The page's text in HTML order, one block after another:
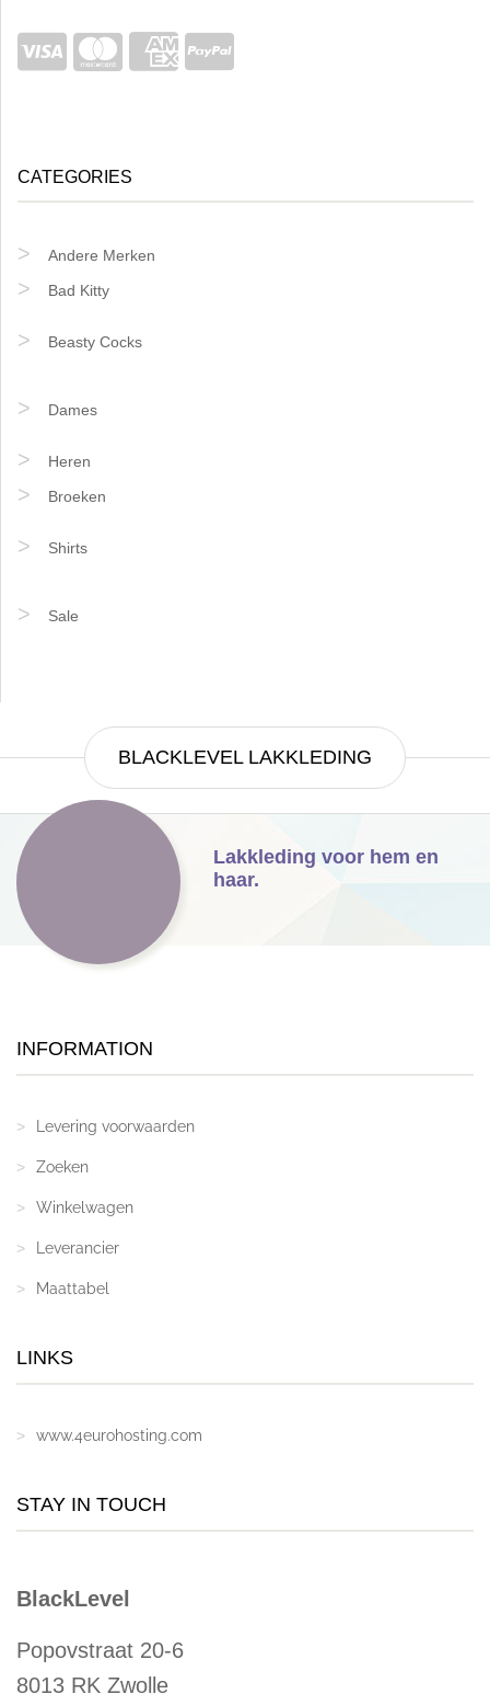
CATEGORIES
Andere Merken
Bad Kitty
Beasty Cocks
Dames
Heren
Broeken
Shirts
Sale
BLACKLEVEL LAKKLEDING
Lakkleding voor hem en
haar.
INFORMATION
Levering voorwaarden
Zoeken
Winkelwagen
Leverancier
Maattabel
LINKS
www.4eurohosting.com
STAY IN TOUCH
BlackLevel
Popovstraat 20-6
8013 RK Zwolle